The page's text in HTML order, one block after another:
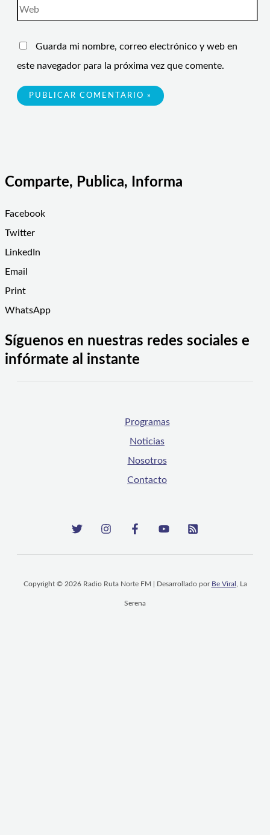
Guarda mi nombre, correo electrónico y web en
este navegador para la próxima vez que comente.
Comparte, Publica, Informa
Facebook
Twitter
LinkedIn
Email
Print
WhatsApp
Síguenos en nuestras redes sociales e
infórmate al instante
Programas
Noticias
Nosotros
Contacto
Copyright © 2026 Radio Ruta Norte FM | Desarrollado por Be Viral , La
Serena